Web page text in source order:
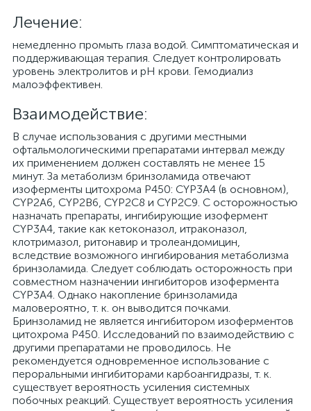
Лечение:
немедленно промыть глаза водой. Симптоматическая и
поддерживающая терапия. Следует контролировать
уровень электролитов и рН крови. Гемодиализ
малоэффективен.
Взаимодействие:
В случае использования с другими местными
офтальмологическими препаратами интервал между
их применением должен составлять не менее 15
минут. За метаболизм бринзоламида отвечают
изоферменты цитохрома Р450: CYP3A4 (в основном),
CYP2A6, CYP2B6, CYP2C8 и CYP2C9. С осторожностью
назначать препараты, ингибирующие изофермент
CYP3A4, такие как кетоконазол, итраконазол,
клотримазол, ритонавир и тролеандомицин,
вследствие возможного ингибирования метаболизма
бринзоламида. Следует соблюдать осторожность при
совместном назначении ингибиторов изофермента
CYP3A4. Однако накопление бринзоламида
маловероятно, т. к. он выводится почками.
Бринзоламид не является ингибитором изоферментов
цитохрома Р450. Исследований по взаимодействию с
другими препаратами не проводилось. Не
рекомендуется одновременное использование с
пероральными ингибиторами карбоангидразы, т. к.
существует вероятность усиления системных
побочных реакций. Существует вероятность усиления